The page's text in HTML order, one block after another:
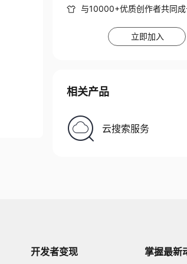
与10000+优质创作者共同
立即加入
相关产品
云搜索服务
开发者变现 掌握最新